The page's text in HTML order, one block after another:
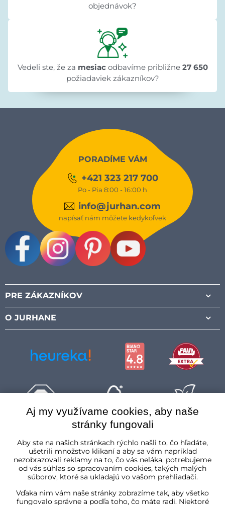
objednávok?
Vedeli ste, že za mesiac odbavíme približne27 650
požiadaviek zákazníkov?
PORADÍME VÁM
+421 323 217 700
Po - Pia 8:00 - 16:00 h
info@jurhan.com
napísať nám môžete kedykoľvek
PRE ZÁKAZNÍKOV
O JURHANE
Aj my využívame cookies, aby naše
stránky fungovali
Aby ste na našich stránkach rýchlo našli to, čo hľadáte,
ušetrili množstvo klikaní a aby sa vám napríklad
nezobrazovali reklamy na to, čo vás neláka, potrebujeme
od vás súhlas so spracovaním cookies, takých malých
súborov, ktoré sa ukladajú vo vašom prehliadači.
Vďaka nim vám naše stránky zobrazíme tak, aby všetko
fungovalo správne a podľa toho, čo máte radi. Niektoré